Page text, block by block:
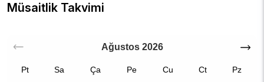
Müsaitlik Takvimi
Ağustos 2026
Pt Sa Ça Pe Cu Ct Pz